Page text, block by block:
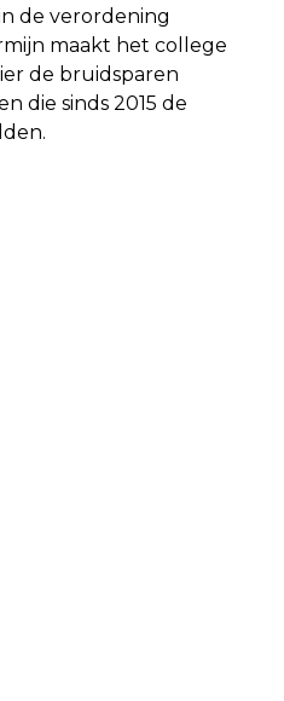
de verordening
maakt het college
de bruidsparen
die sinds 2015 de